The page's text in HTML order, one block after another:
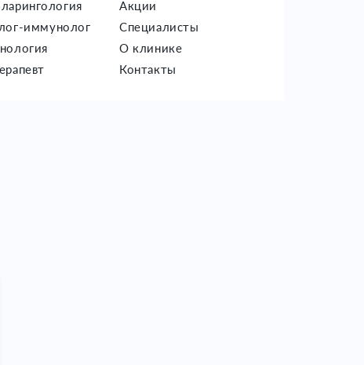
иммунолог
Акции
Специалисты
О клинике
Контакты